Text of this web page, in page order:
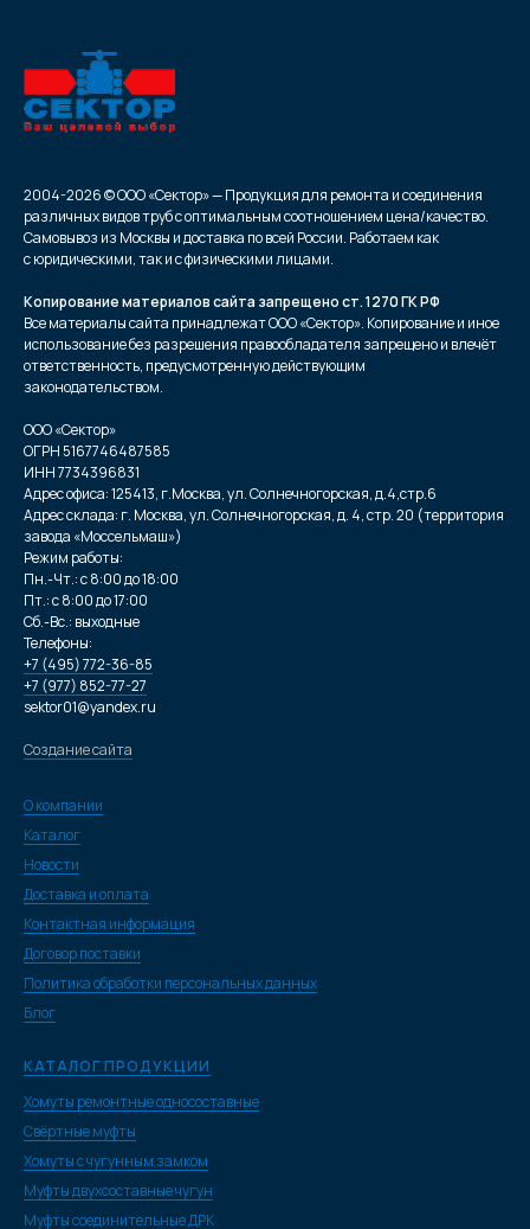
2004-2026 © ООО «Сектор» — Продукция для ремонта и соединения
различных видов труб с оптимальным соотношением цена/качество.
Самовывоз из Москвы и доставка по всей России. Работаем как
с юридическими, так и с физическими лицами.
Копирование материалов сайта запрещено ст. 1270 ГК РФ
Все материалы сайта принадлежат ООО «Сектор». Копирование и иное
использование без разрешения правообладателя запрещено и влечёт
ответственность, предусмотренную действующим
законодательством.
ООО «Сектор»
ОГРН 5167746487585
ИНН 7734396831
Адрес офиса: 125413, г.Москва, ул. Солнечногорская, д.4,стр.6
Адрес склада: г. Москва, ул. Солнечногорская, д. 4, стр. 20 (территория
завода «Моссельмаш»)
Режим работы:
Пн.-Чт.: с 8:00 до 18:00
Пт.: с 8:00 до 17:00
Сб.-Вс.: выходные
Телефоны:
+7 (495) 772-36-85
+7 (977) 852-77-27
sektor01@yandex.ru
Создание сайта
О компании
Каталог
Новости
Доставка и оплата
Контактная информация
Договор поставки
Политика обработки персональных данных
Блог
КАТАЛОГ ПРОДУКЦИИ
Хомуты ремонтные односоставные
Свёртные муфты
Хомуты с чугунным замком
Муфты двухсоставные чугун
Муфты соединительные ДРК